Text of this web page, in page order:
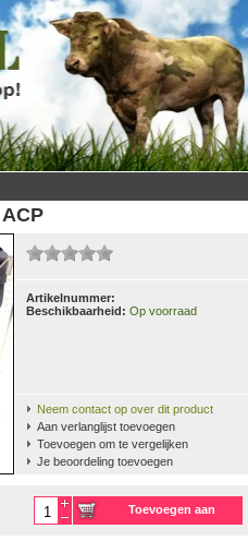
Artikelnummer:
Beschikbaarheid: Op voorraad
Neem contact op over dit product
Aan verlanglijst toevoegen
Toevoegen om te vergelijken
Je beoordeling toevoegen
Toevoegen aan